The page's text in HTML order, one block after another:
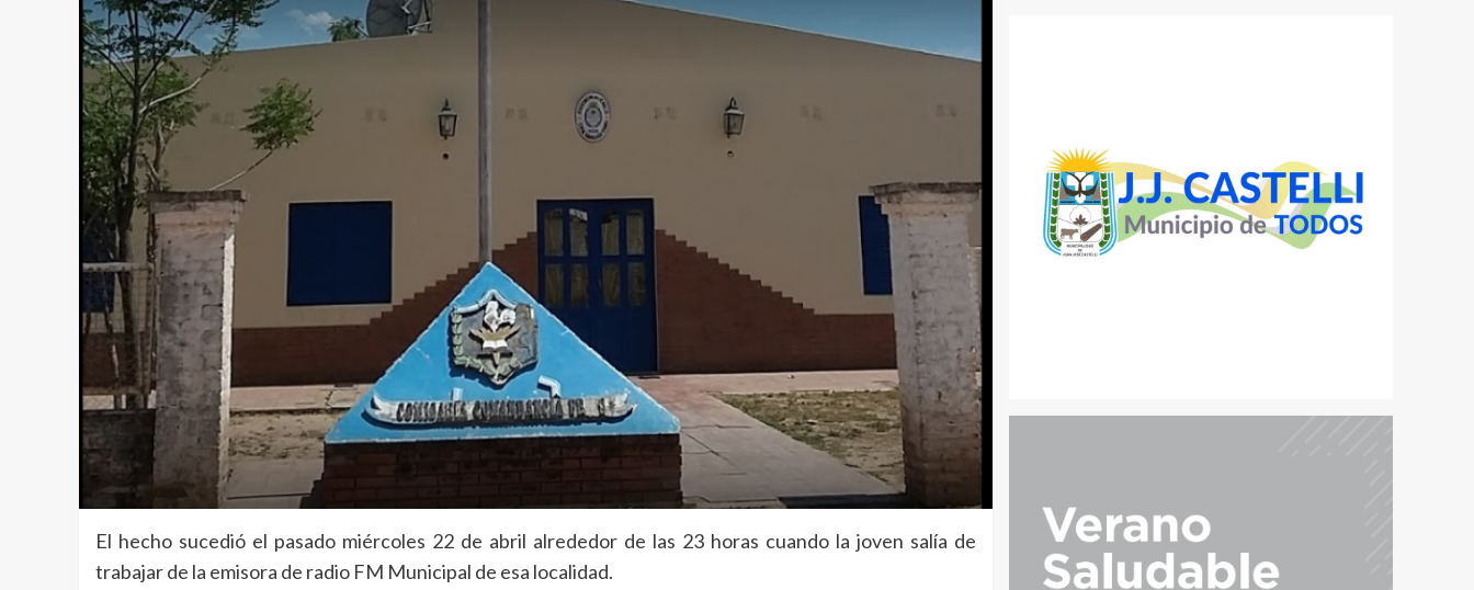
El hecho sucedió el pasado miércoles 22 de abril alrededor de las 23 horas cuando la joven salía de
trabajar de la emisora de radio FM Municipal de esa localidad.